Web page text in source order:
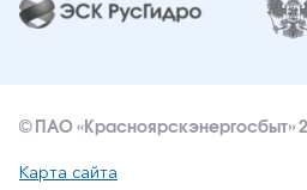
© ПАО «Красноярскэнергосбыт»
Карта сайта